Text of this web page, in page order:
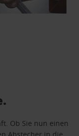
Ob Sie nun einen
Abstecher in die